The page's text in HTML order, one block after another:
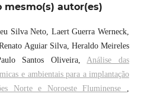
autor(es)
Silva Neto, Laert Guerra Werneck,
Aguiar Silva, Heraldo Meireles
Santos Oliveira, Análise das
e ambientais para a implantação
Norte e Noroeste Fluminense